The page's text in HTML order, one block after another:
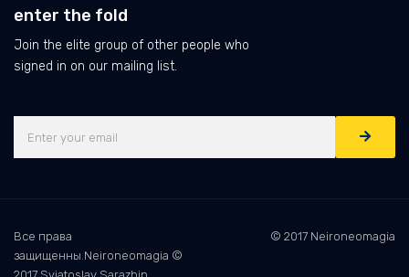
enter the fold
Join the elite group of other people who
signed in on our mailing list.
Все права
защищенны.Neironeomagia ©
© 2017 Neironeomagia